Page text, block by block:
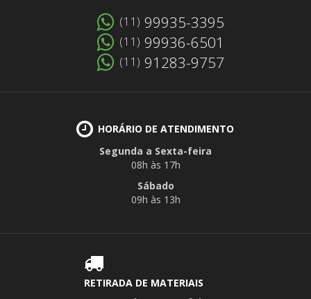
(11) 99935-3395
(11) 99936-6501
(11) 91283-9757
HORÁRIO DE ATENDIMENTO
Segunda a Sexta-feira
08h às 17h
Sábado
09h às 13h
RETIRADA DE MATERIAIS